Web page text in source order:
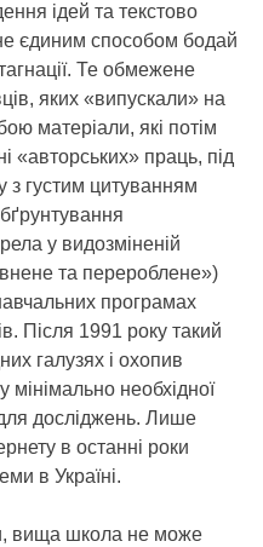
ідей та текстово
єдиним способом бодай
Те обмежене
яких «випускали» на
матеріали, які потім
«авторських» праць, під
з густим цитуванням
у видозміненій
та перероблене»)
програмах
Після 1991 року такий
галузях і охопив
мінімально необхідної
досліджень. Лише
в останні роки
в Україні.
вища школа не може